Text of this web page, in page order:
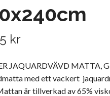
kr
JAQUARDVÄVD MATTA,
med ett vackert
är tillverkad av 65%